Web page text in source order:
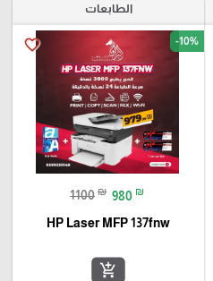
الطابعات
favorite_border -10%
1100 ₪ 980 ₪
HP Laser MFP 137fnw
add_shopping_cart